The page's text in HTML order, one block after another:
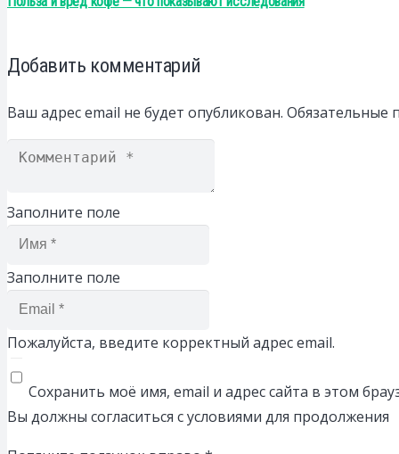
Добавить комментарий
Ваш адрес email не будет опубликован. Обязательные
Заполните поле
Заполните поле
Пожалуйста, введите корректный адрес email.
Сохранить моё имя, email и адрес сайта в этом
Вы должны согласиться с условиями для продолжения